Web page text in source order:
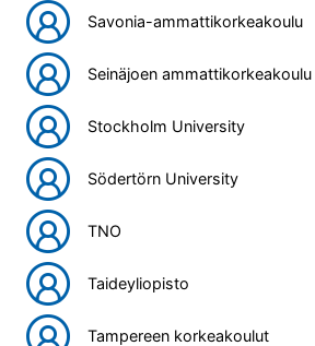
Savonia-ammattikorkeakoulu
Seinäjoen ammattikorkeakoulu
Stockholm University
Södertörn University
TNO
Taideyliopisto
Tampereen korkeakoulut